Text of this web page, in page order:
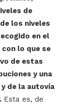
de
los niveles
en el
lo que se
de estas
y una
de la autovía
Esta es, de